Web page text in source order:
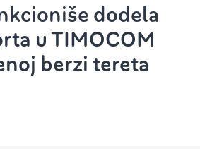
dodela
u TIMOCOM
berzi tereta